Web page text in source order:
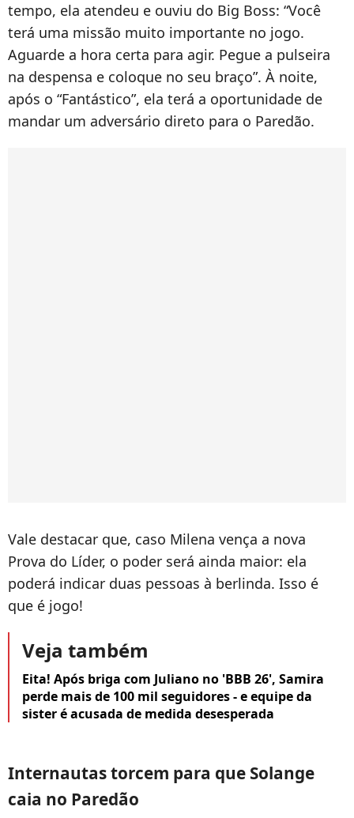
tempo, ela atendeu e ouviu do Big Boss: “Você
terá uma missão muito importante no jogo.
Aguarde a hora certa para agir. Pegue a pulseira
na despensa e coloque no seu braço”. À noite,
após o “Fantástico”, ela terá a oportunidade de
mandar um adversário direto para o Paredão.
Vale destacar que, caso Milena vença a nova
Prova do Líder, o poder será ainda maior: ela
poderá indicar duas pessoas à berlinda. Isso é
que é jogo!
Veja também
Eita! Após briga com Juliano no 'BBB 26', Samira
perde mais de 100 mil seguidores - e equipe da
sister é acusada de medida desesperada
Internautas torcem para que Solange
caia no Paredão